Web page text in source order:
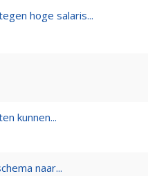
hoge salaris...
kunnen...
naar...